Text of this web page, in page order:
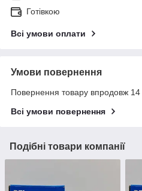
Готівкою
Всі умови оплати
Умови повернення
Повернення товару впродовж 14
Всі умови повернення
Подібні товари компанії